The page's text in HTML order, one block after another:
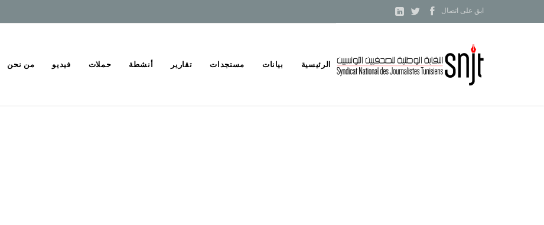
ابق على اتصال 


Skip
to
content
الرئيسية بيانات مستجدات تقارير أنشطة حملات فيديو من نحن